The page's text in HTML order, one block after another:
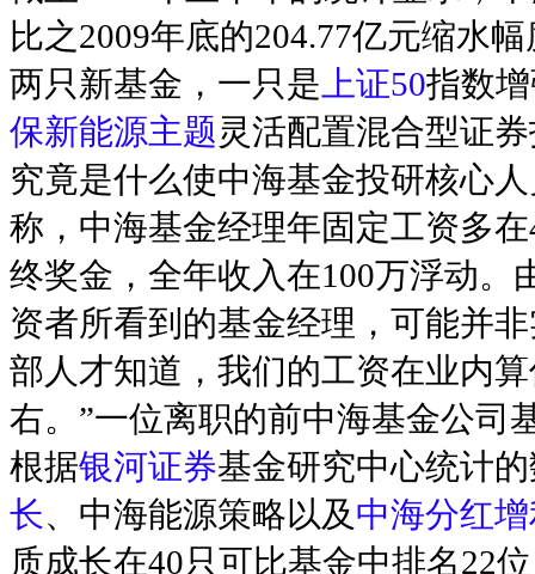
比之2009年底的204.77亿元缩水
两只新基金，一只是 上证50指数
保新能源主题灵活配置混合型证
究竟是什么使中海基金投研核心
称，中海基金经理年固定工资多
终奖金，全年收入在100万浮动。
资者所看到的基金经理，可能并
部人才知道，我们的工资在业内
右。”一位离职的前中海基金公司
根据银河证券基金研究中心统计
长、中海能源策略以及中海分红
质成长在40只可比基金中排名22